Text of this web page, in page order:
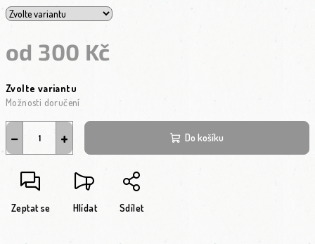
od 300 Kč
Zvolte variantu
Možnosti doručení
+
− Do košíku
Zeptat se Hlídat Sdílet